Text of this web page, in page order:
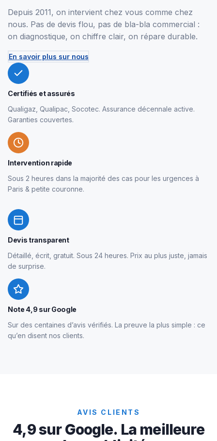
Depuis 2011, on intervient chez vous comme chez
nous. Pas de devis flou, pas de bla-bla commercial :
on diagnostique, on chiffre clair, on répare durable.
En savoir plus sur nous
Certifiés et assurés
Qualigaz, Qualipac, Socotec. Assurance décennale active.
Garanties couvertes.
Intervention rapide
Sous 2 heures dans la majorité des cas pour les urgences à
Paris & petite couronne.
Devis transparent
Détaillé, écrit, gratuit. Sous 24 heures. Prix au plus juste, jamais
de surprise.
Note 4,9 sur Google
Sur des centaines d’avis vérifiés. La preuve la plus simple : ce
qu’en disent nos clients.
AVIS CLIENTS
4,9 sur Google. La meilleure